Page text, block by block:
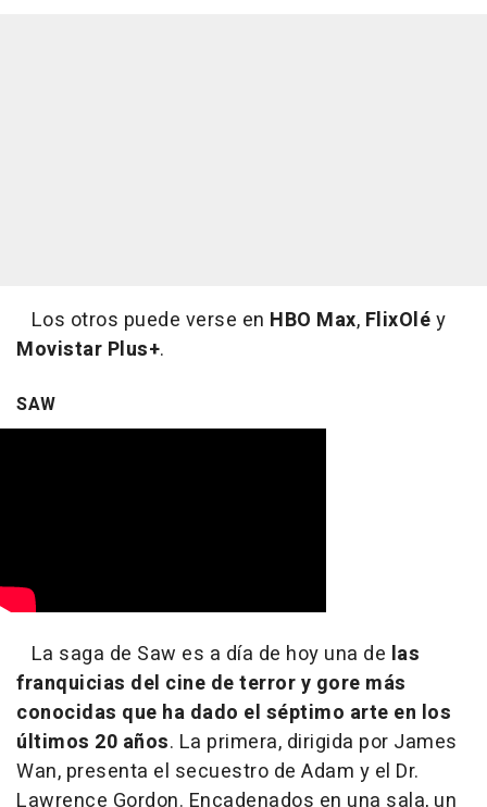
Los otros puede verse en HBO Max, FlixOléy
Movistar Plus+.
SAW
La saga de Saw es a día de hoy una de las
franquicias del cine de terror y gore más
conocidas que ha dado el séptimo arte en los
últimos 20 años. La primera, dirigida por James
Wan, presenta el secuestro de Adam y el Dr.